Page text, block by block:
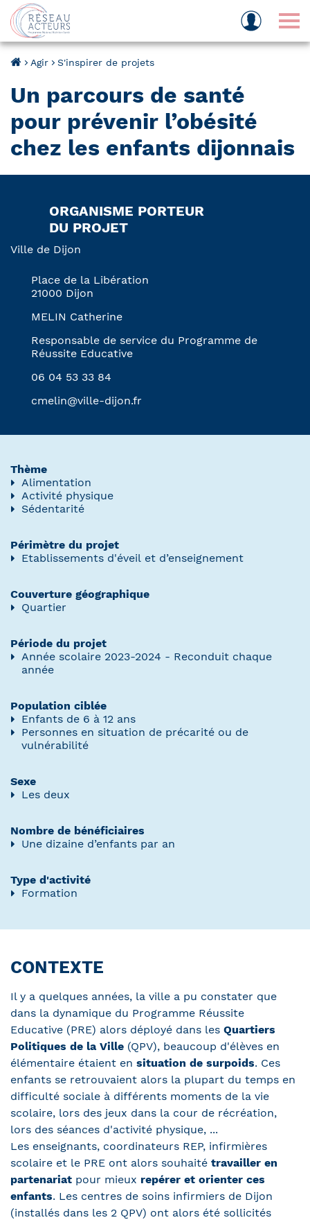
Agir S'inspirer de projets
Un parcours de santé
pour prévenir l’obésité
chez les enfants dijonnais
ORGANISME PORTEUR
DU PROJET
Ville de Dijon
Place de la Libération
21000 Dijon
MELIN Catherine
Responsable de service du Programme de
Réussite Educative
06 04 53 33 84
cmelin@ville-dijon.fr
Thème
Alimentation
Activité physique
Sédentarité
Périmètre du projet
Etablissements d'éveil et d’enseignement
Couverture géographique
Quartier
Période du projet
Année scolaire 2023-2024 - Reconduit chaque
année
Population ciblée
Enfants de 6 à 12 ans
Personnes en situation de précarité ou de
vulnérabilité
Sexe
Les deux
Nombre de bénéficiaires
Une dizaine d’enfants par an
Type d'activité
Formation
CONTEXTE
Il y a quelques années, la ville a pu constater que
dans la dynamique du Programme Réussite
Educative (PRE) alors déployé dans les Quartiers
Politiques de la Ville (QPV), beaucoup d'élèves en
élémentaire étaient en situation de surpoids. Ces
enfants se retrouvaient alors la plupart du temps en
difficulté sociale à différents moments de la vie
scolaire, lors des jeux dans la cour de récréation,
lors des séances d'activité physique, ...
Les enseignants, coordinateurs REP, infirmières
scolaire et le PRE ont alors souhaité travailler en
partenariat pour mieux repérer et orienter ces
enfants. Les centres de soins infirmiers de Dijon
(installés dans les 2 QPV) ont alors été sollicités